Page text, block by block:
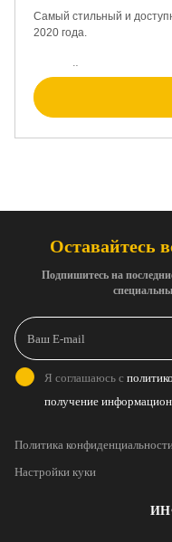
Самый стильный и
2020 года.
Крупный шнур ...
Оставайтесь
Подпишитесь на
Я соглашаюсь с
получение
Политика
Настройки куки